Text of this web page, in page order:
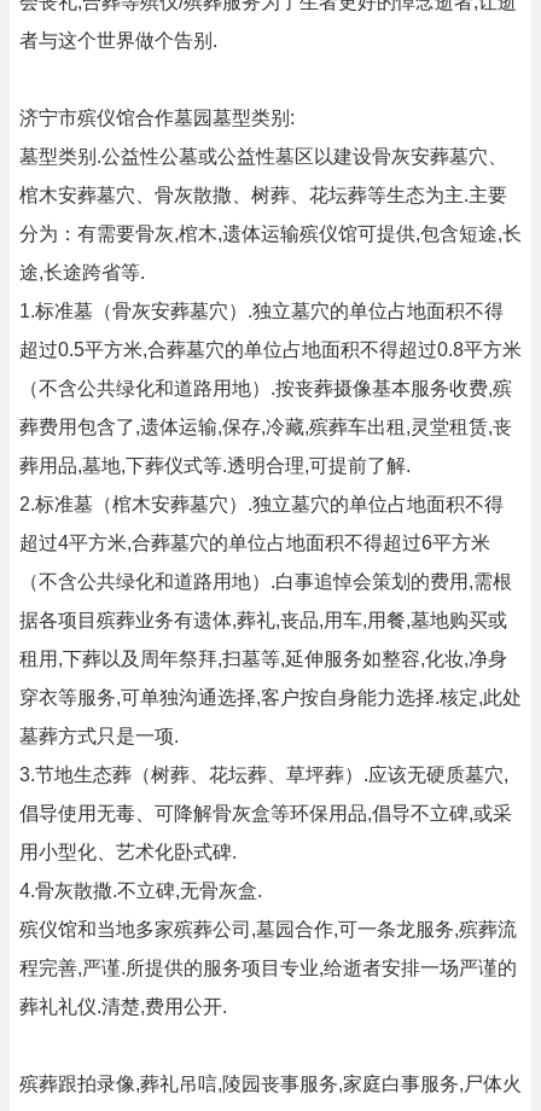
者与这个世界做个告别.
济宁市殡仪馆合作墓园墓型类别:
墓型类别.公益性公墓或公益性墓区以建设骨灰安葬墓穴、
棺木安葬墓穴、骨灰散撒、树葬、花坛葬等生态为主.主要
分为：有需要骨灰,棺木,遗体运输殡仪馆可提供,包含短途,长
途,长途跨省等.
1.标准墓（骨灰安葬墓穴）.独立墓穴的单位占地面积不得
超过0.5平方米,合葬墓穴的单位占地面积不得超过0.8平方米
（不含公共绿化和道路用地）.按丧葬摄像基本服务收费,殡
葬费用包含了,遗体运输,保存,冷藏,殡葬车出租,灵堂租赁,丧
葬用品,墓地,下葬仪式等.透明合理,可提前了解.
2.标准墓（棺木安葬墓穴）.独立墓穴的单位占地面积不得
超过4平方米,合葬墓穴的单位占地面积不得超过6平方米
（不含公共绿化和道路用地）.白事追悼会策划的费用,需根
据各项目殡葬业务有遗体,葬礼,丧品,用车,用餐,墓地购买或
租用,下葬以及周年祭拜,扫墓等,延伸服务如整容,化妆,净身
穿衣等服务,可单独沟通选择,客户按自身能力选择.核定,此处
墓葬方式只是一项.
3.节地生态葬（树葬、花坛葬、草坪葬）.应该无硬质墓穴,
倡导使用无毒、可降解骨灰盒等环保用品,倡导不立碑,或采
用小型化、艺术化卧式碑.
4.骨灰散撒.不立碑,无骨灰盒.
殡仪馆和当地多家殡葬公司,墓园合作,可一条龙服务,殡葬流
程完善,严谨.所提供的服务项目专业,给逝者安排一场严谨的
葬礼礼仪.清楚,费用公开.
殡葬跟拍录像,葬礼吊唁,陵园丧事服务,家庭白事服务,尸体火